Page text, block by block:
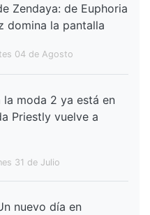
Zendaya: de Euphoria
domina la pantalla
04 de Agosto
moda 2 ya está en
Priestly vuelve a
31 de Julio
nuevo día en